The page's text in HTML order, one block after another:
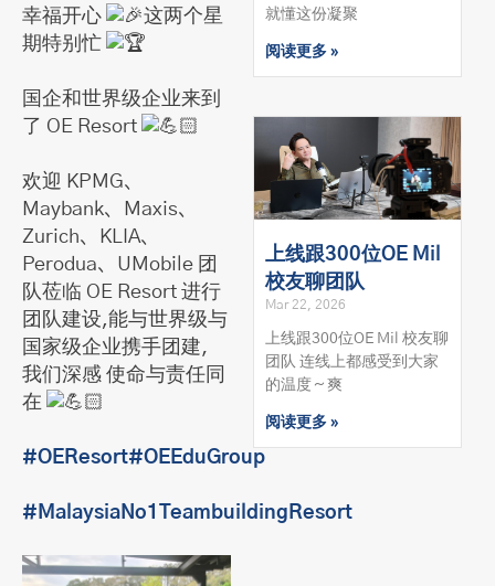
幸福开心
这两个星
期特别忙
国企和世界级企业来到
了 OE Resort
欢迎 KPMG、
Maybank、Maxis、
Zurich、KLIA、
Perodua、UMobile 团
队莅临 OE Resort 进行
团队建设,能与世界级与
国家级企业携手团建，
我们深感 使命与责任同
在
#OEResort#OEEduGroup
#MalaysiaNo1TeambuildingResort
就懂这份凝聚
阅读更多 »
上线跟300位OE Mil
校友聊团队
Mar 22, 2026
上线跟300位OE Mil 校友聊
团队 连线上都感受到大家
的温度～爽
阅读更多 »